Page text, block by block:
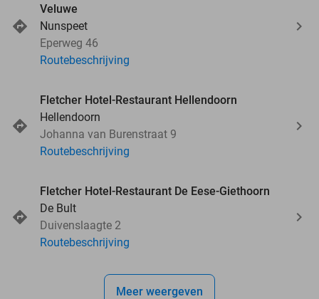
Veluwe
Nunspeet
Eperweg 46
Routebeschrijving
Fletcher Hotel-Restaurant Hellendoorn
Hellendoorn
Johanna van Burenstraat 9
Routebeschrijving
Fletcher Hotel-Restaurant De Eese-Giethoorn
De Bult
Duivenslaagte 2
Routebeschrijving
Meer weergeven